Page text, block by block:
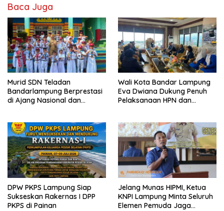
Baca Juga
Murid SDN Teladan
Bandarlampung Berprestasi
di Ajang Nasional dan
Wali Kota Bandar Lampung
Eva Dwiana Dukung Penuh
Pelaksanaan HPN dan
DPW PKPS Lampung Siap
Sukseskan Rakernas I DPP
PKPS di Painan
Jelang Munas HIPMI, Ketua
KNPI Lampung Minta Seluruh
Elemen Pemuda Jaga